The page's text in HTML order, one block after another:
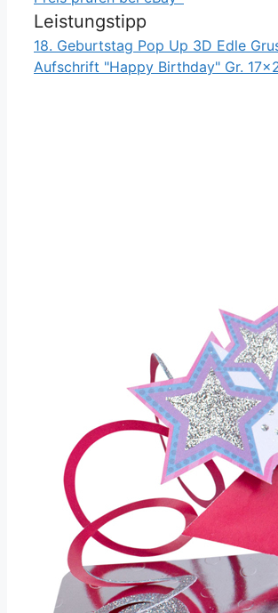
Leistungstipp
18. Geburtstag Pop Up 3D Edle
Aufschrift "Happy Birthday" Gr.